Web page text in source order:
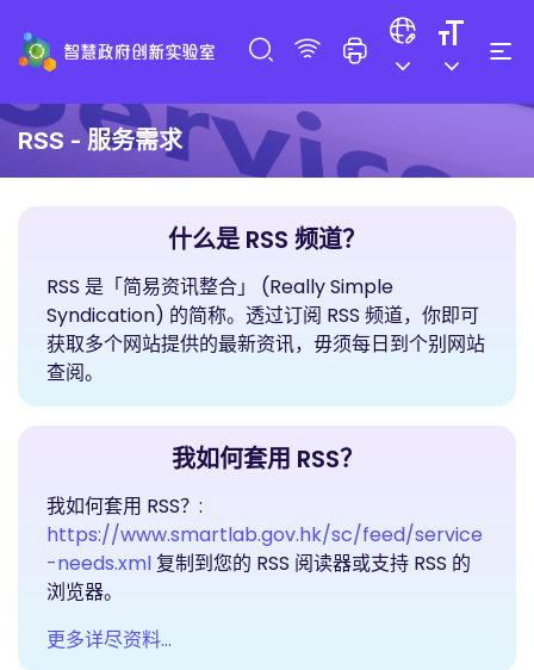
RSS - 服务需求
什么是 RSS 频道？
RSS 是「简易资讯整合」 (Really Simple
Syndication) 的简称。透过订阅 RSS 频道，你即可
获取多个网站提供的最新资讯，毋须每日到个别网站
查阅。
我如何套用 RSS？
我如何套用 RSS？:
https://www.smartlab.gov.hk/sc/feed/service
-needs.xml 复制到您的 RSS 阅读器或支持 RSS 的
浏览器。
更多详尽资料…